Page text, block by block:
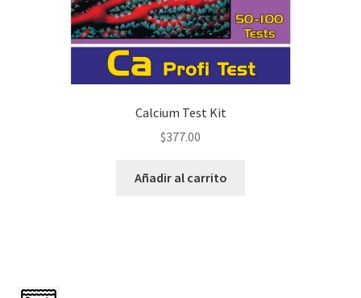
Calcium Test Kit
$377.00
Añadir al carrito